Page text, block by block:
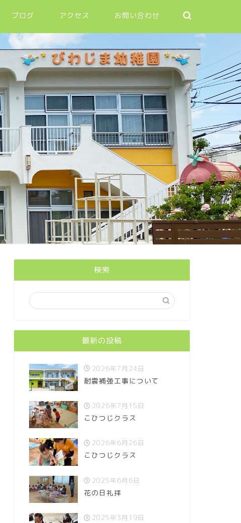
ブログ アクセス お問い合わせ
検索
最新の投稿
2026年7月24日
耐震補強工事について
2026年7月15日
こひつじクラス
2026年6月26日
こひつじクラス
2025年6月6日
花の日礼拝
2025年3月19日